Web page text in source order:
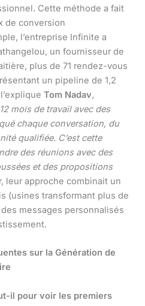
Cette méthode a fait
de conversion
l’entreprise Infinite a
un fournisseur de
plus de 71 rendez-vous
un pipeline de 1,2
Tom Nadav,
mois de travail avec des
chaque conversation, du
qualifiée. C’est cette
des réunions avec des
et des propositions
leur approche combinait un
(usines transformant plus de
messages personnalisés
sur la Génération de
il pour voir les premiers